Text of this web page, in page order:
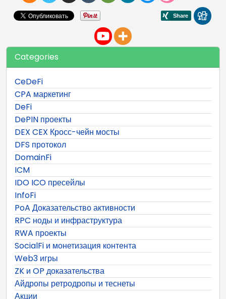
Categories
CeDeFi
CPA маркетинг
DeFi
DePIN проекты
DEX CEX Кросс-чейн мосты
DFS протокол
DomainFi
ICM
IDO ICO пресейлы
InfoFi
PoA Доказательство активности
RPC ноды и инфраструктура
RWA проекты
SocialFi и монетизация контента
Web3 игры
ZK и OP доказательства
Айдропы ретродропы и теснеты
Акции